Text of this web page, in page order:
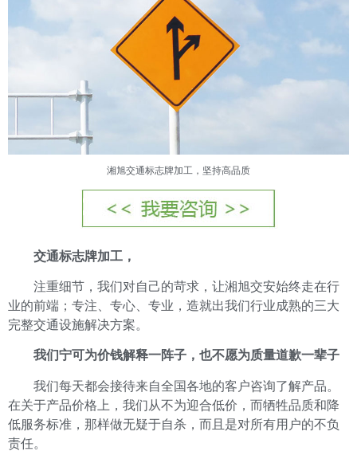
湘旭交通标志牌加工 ，坚持高品质
交通标志牌加工 ，
注重细节，我们对自己的苛求，让湘旭交安始终走在行
业的前端；专注、专心、专业，造就出我们行业成熟的三大
完整交通设施解决方案。
我们宁可为价钱解释一阵子，也不愿为质量道歉一辈子
我们每天都会接待来自全国各地的客户咨询了解产品。
在关于产品价格上，我们从不为迎合低价，而牺牲品质和降
低服务标准，那样做无疑于自杀，而且是对所有用户的不负
责任。